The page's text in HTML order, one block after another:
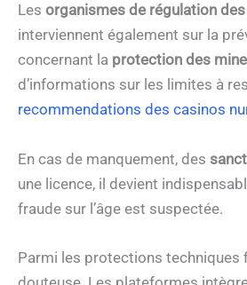
Les organismes de régulation des
interviennent également sur la
concernant la protection des
d’informations sur les limites à
recommendations des casinos
En cas de manquement, des
une licence, il devient
fraude sur l’âge est suspectée.
Parmi les protections techniques